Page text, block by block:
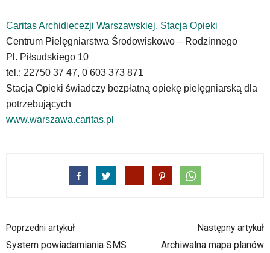
Caritas Archidiecezji Warszawskiej, Stacja Opieki
Centrum Pielęgniarstwa Środowiskowo – Rodzinnego
Pl. Piłsudskiego 10
tel.: 22750 37 47, 0 603 373 871
Stacja Opieki świadczy bezpłatną opiekę pielęgniarską dla
potrzebujących
www.warszawa.caritas.pl
Poprzedni artykuł
System powiadamiania SMS
Następny artykuł
Archiwalna mapa planów